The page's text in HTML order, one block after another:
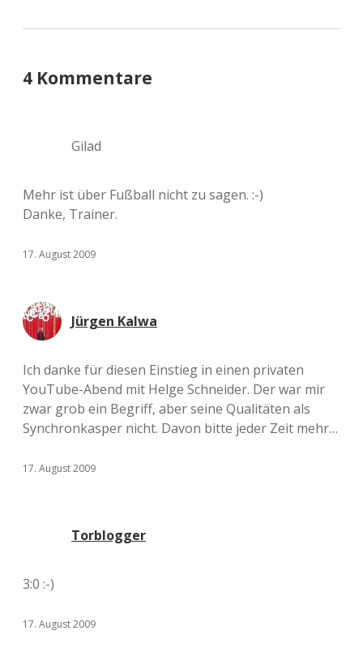
4 Kommentare
Gilad
Mehr ist über Fußball nicht zu sagen. :-)
Danke, Trainer.
17. August 2009
Jürgen Kalwa
Ich danke für diesen Einstieg in einen privaten
YouTube-Abend mit Helge Schneider. Der war mir
zwar grob ein Begriff, aber seine Qualitäten als
Synchronkasper nicht. Davon bitte jeder Zeit mehr…
17. August 2009
Torblogger
3:0 :-)
17. August 2009